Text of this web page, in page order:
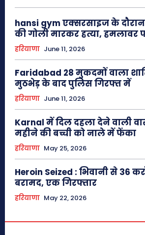
hansi gym एक्सरसाइज के
की गोली मारकर हत्या, हमलावर
हरियाणा June 11, 2026
Faridabad 28 मुकदमों वाला
मुठभेड़ के बाद पुलिस गिरफ्त में
हरियाणा June 11, 2026
Karnal में दिल दहला देने वाली
महीने की बच्ची को नाले में फेंका
हरियाणा May 25, 2026
Heroin Seized : भिवानी से 36
बरामद, एक गिरफ्तार
हरियाणा May 22, 2026